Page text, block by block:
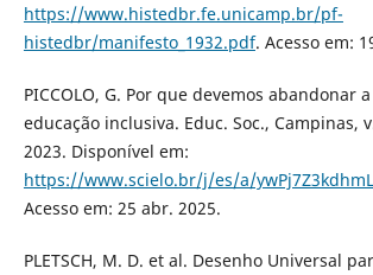
https://www.histedbr.fe.unicamp.br/pf-
histedbr/manifesto_1932.pdf. Acesso em:
PICCOLO, G. Por que devemos abandonar
educação inclusiva. Educ. Soc., Campinas,
2023. Disponível em:
https://www.scielo.br/j/es/a/
Acesso em: 25 abr. 2025.
PLETSCH, M. D. et al. Desenho Universal